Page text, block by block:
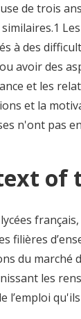
de trois
à des
avoir des
et les
et la
n'ont pas
of
filières
du marché
les
l’emploi